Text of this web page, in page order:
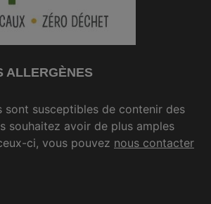
ALLERGÈNES
sont susceptibles de contenir des
souhaitez avoir de plus amples
ci, vous pouvez nous contacter